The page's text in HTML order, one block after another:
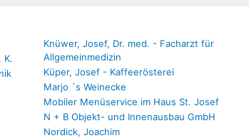
K.
Knüwer, Josef, Dr. med. - Facharzt für
Allgemeinmedizin
Küper, Josef - Kaffeerösterei
Marjo ´s Weinecke
Mobiler Menüservice im Haus St. Josef
N + B Objekt- und Innenausbau GmbH
Nordick, Joachim